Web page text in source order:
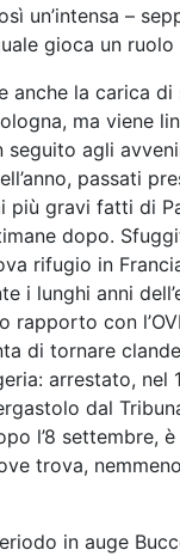
un’intensa –
gioca un
anche la carica di
ma viene
seguito agli
passati
più gravi fatti di
dopo.
rifugio in
i lunghi anni
rapporto con
di tornare
arrestato, nel
dal
l’8 settembre,
trova,
in auge